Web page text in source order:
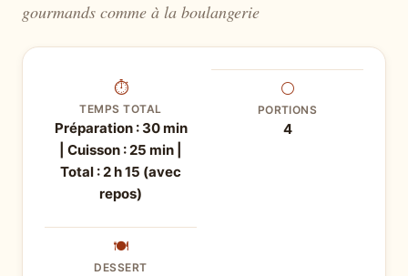
gourmands comme à la boulangerie
⏱
TEMPS TOTAL
Préparation : 30 min
| Cuisson : 25 min |
Total : 2 h 15 (avec
repos)
⚪
PORTIONS
4
🍽
DESSERT